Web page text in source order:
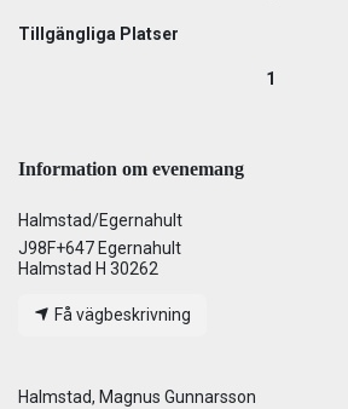
Tillgängliga Platser
1
Information om evenemang
Halmstad/Egernahult
J98F+647 Egernahult
Halmstad H 30262
Få vägbeskrivning
Halmstad, Magnus Gunnarsson